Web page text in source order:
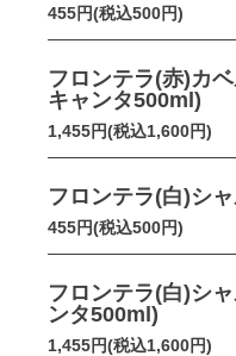
455円(税込500円)
フロンテラ(赤)カ
キャンタ500ml)
1,455円(税込1,600円)
フロンテラ(白)シ
455円(税込500円)
フロンテラ(白)シ
ンタ500ml)
1,455円(税込1,600円)